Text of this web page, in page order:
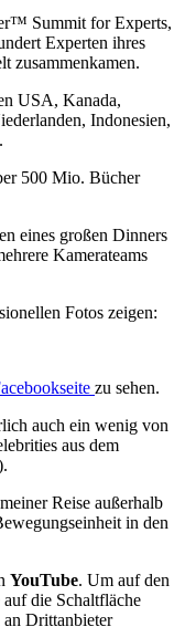
Summit for Experts,
Experten ihres
zusammenkamen.
USA, Kanada,
Indonesien,
500 Mio. Bücher
eines großen Dinners
Kamerateams
Fotos zeigen:
zu sehen.
auch ein wenig von
aus dem
Reise außerhalb
in den
YouTube. Um auf den
die Schaltfläche
an Drittanbieter